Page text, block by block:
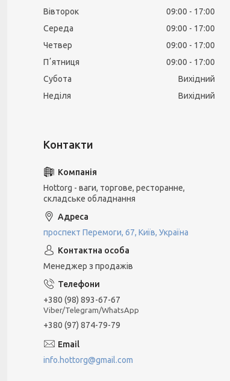
Вівторок
09:00
17:00
Середа
09:00
17:00
Четвер
09:00
17:00
Пʼятниця
09:00
17:00
Субота
Вихідний
Неділя
Вихідний
Hottorg - ваги, торгове, ресторанне,
складське обладнання
проспект Перемоги, 67, Київ, Україна
Менеджер з продажів
+380 (98) 893-67-67
Viber/Telegram/WhatsApp
+380 (97) 874-79-79
info.hottorg@gmail.com